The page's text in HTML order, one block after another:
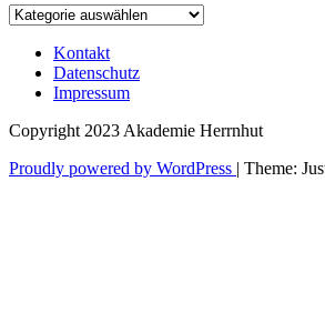
Kategorien
Kontakt
Datenschutz
Impressum
Copyright 2023 Akademie Herrnhut
Proudly powered by WordPress | Theme: